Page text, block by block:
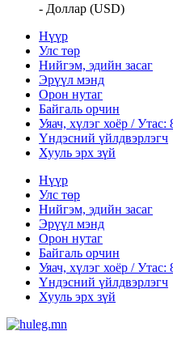
- Доллар (USD)
Нүүр
Улс төр
Нийгэм, эдийн засаг
Эрүүл мэнд
Орон нутаг
Байгаль орчин
Уяач, хүлэг хоёр / Утас:
Үндэсний үйлдвэрлэгч
Хууль эрх зүй
Нүүр
Улс төр
Нийгэм, эдийн засаг
Эрүүл мэнд
Орон нутаг
Байгаль орчин
Уяач, хүлэг хоёр / Утас:
Үндэсний үйлдвэрлэгч
Хууль эрх зүй